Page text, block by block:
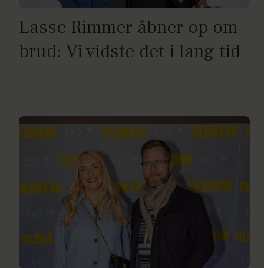
Lasse Rimmer åbner op om
brud: Vi vidste det i lang tid